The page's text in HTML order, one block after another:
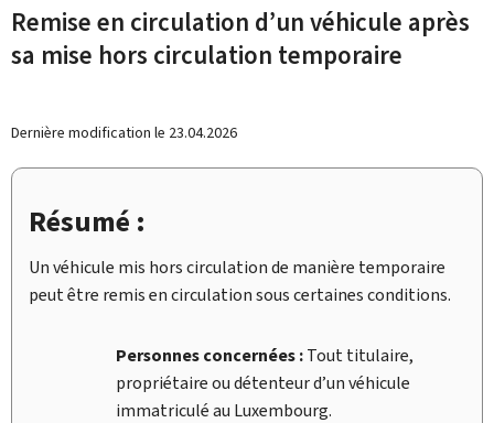
actif
Remise en circulation d’un véhicule après
sa mise hors circulation temporaire
Dernière modification le 23.04.2026
Résumé :
Un véhicule mis hors circulation de manière temporaire
peut être remis en circulation sous certaines conditions.
Personnes concernées :Tout titulaire,
propriétaire ou détenteur d’un véhicule
immatriculé au Luxembourg.